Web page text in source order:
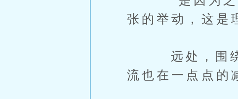
张的举动，这是
远处，围绕着
流也在一点点的